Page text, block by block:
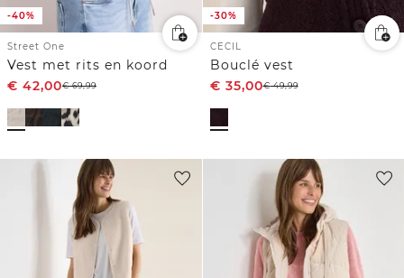
-40%
Street One
Vest met rits en koord
€ 42,00€69,99
-30%
CECIL
Bouclé vest
€ 35,00€49,99